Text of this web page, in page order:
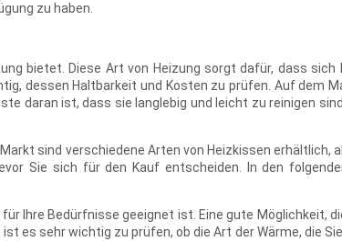
zu haben.
bietet. Diese Art von Heizung sorgt dafür, dass
dessen Haltbarkeit und Kosten zu prüfen. Auf dem
daran ist, dass sie langlebig und leicht zu reinigen
sind verschiedene Arten von Heizkissen erhältlich,
Sie sich für den Kauf entscheiden. In den
Ihre Bedürfnisse geeignet ist. Eine gute Möglichkeit,
es sehr wichtig zu prüfen, ob die Art der Wärme, die